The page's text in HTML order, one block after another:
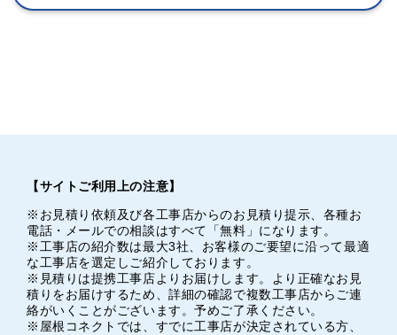
【サイトご利用上の注意】
※お見積り依頼及び各工事店からのお見積り提示、各種お
電話・メールでの相談はすべて「無料」になります。
※工事店の紹介数は最大3社、お客様のご要望に沿って最適
な工事店を選定しご紹介しております。
※見積りは提携工事店よりお届けします。より正確なお見
積りをお届けするため、詳細の確認で複数工事店からご連
絡がいくことがございます。予めご了承ください。
※屋根コネクトでは、すでに工事店が決定されている方、